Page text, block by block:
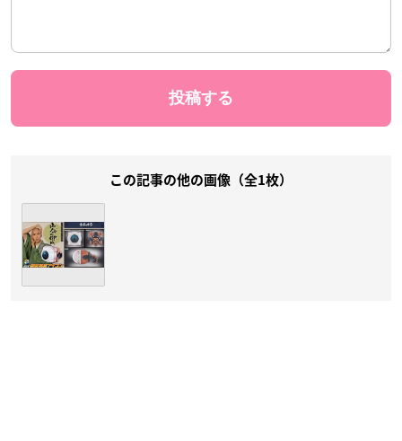
この記事の他の画像（全1枚）